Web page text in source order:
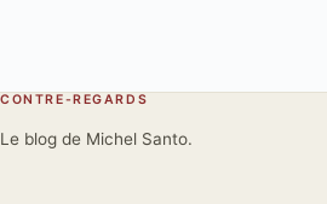
CONTRE-REGARDS
Le blog de Michel Santo.